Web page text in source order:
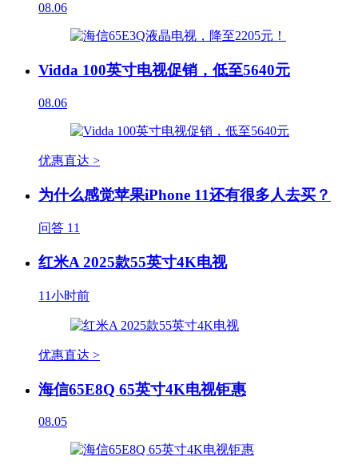
08.06
Vidda 100英寸电视促销，低至5640元
08.06
优惠直达 >
为什么感觉苹果iPhone 11还有很多人去买？
问答 11
红米A 2025款55英寸4K电视
11小时前
优惠直达 >
海信65E8Q 65英寸4K电视钜惠
08.05